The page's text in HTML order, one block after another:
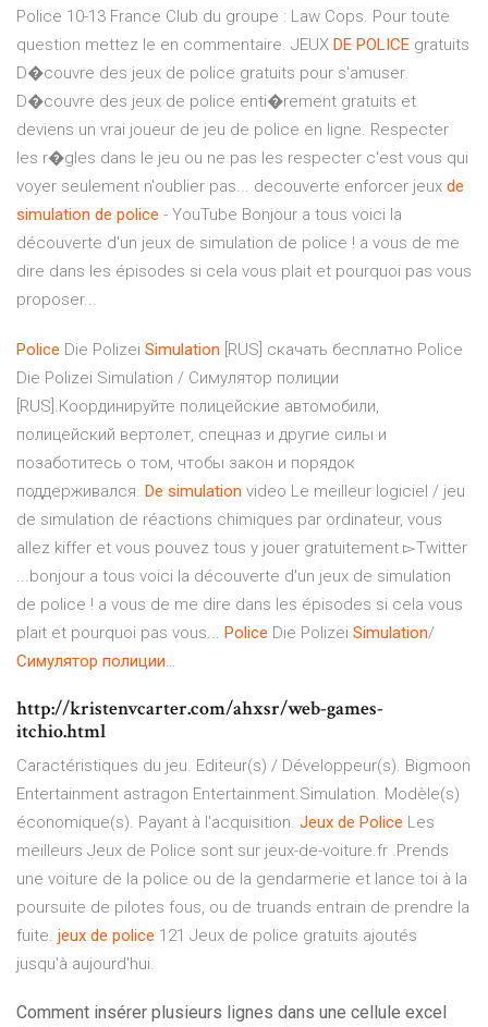
Police 10-13 France Club du groupe : Law Cops. Pour toute
question mettez le en commentaire. JEUX DE POLICE gratuits
D�couvre des jeux de police gratuits pour s'amuser.
D�couvre des jeux de police enti�rement gratuits et
deviens un vrai joueur de jeu de police en ligne. Respecter
les r�gles dans le jeu ou ne pas les respecter c'est vous qui
voyer seulement n'oublier pas... decouverte enforcer jeux de
simulation de police - YouTube Bonjour a tous voici la
découverte d'un jeux de simulation de police ! a vous de me
dire dans les épisodes si cela vous plait et pourquoi pas vous
proposer...
Police Die Polizei Simulation [RUS] скачать бесплатно Police
Die Polizei Simulation / Симулятор полиции
[RUS].Координируйте полицейские автомобили,
полицейский вертолет, спецназ и другие силы и
позаботитесь о том, чтобы закон и порядок
поддерживался. De simulation video Le meilleur logiciel / jeu
de simulation de réactions chimiques par ordinateur, vous
allez kiffer et vous pouvez tous y jouer gratuitement ▻Twitter
...bonjour a tous voici la découverte d'un jeux de simulation
de police ! a vous de me dire dans les épisodes si cela vous
plait et pourquoi pas vous... Police Die Polizei Simulation/
Симулятор полиции…
http://kristenvcarter.com/ahxsr/web-games-
itchio.html
Caractéristiques du jeu. Editeur(s) / Développeur(s). Bigmoon
Entertainment astragon Entertainment.Simulation. Modèle(s)
économique(s). Payant à l'acquisition. Jeux de Police Les
meilleurs Jeux de Police sont sur jeux-de-voiture.fr .Prends
une voiture de la police ou de la gendarmerie et lance toi à la
poursuite de pilotes fous, ou de truands entrain de prendre la
fuite. jeux de police 121 Jeux de police gratuits ajoutés
jusqu'à aujourd'hui.
Comment insérer plusieurs lignes dans une cellule excel